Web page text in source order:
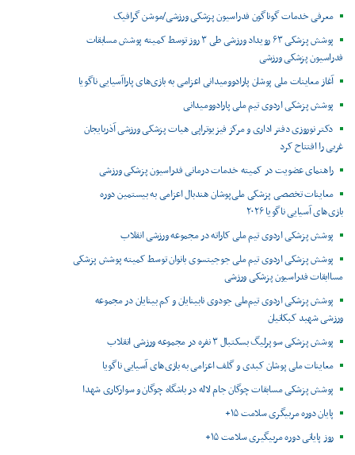
معرفی خدمات گوناگون فدراسیون پزشکی ورزشی/موشن گرافیک
پوشش پزشکی ۶۳ رویداد ورزشی طی ۳ روز توسط کمیته پوشش مسابقات
فدراسیون پزشکی ورزشی
آغاز معاینات ملی پوشان پارادوومیدانی اعزامی به بازی‌های پاراآسیایی ناگویا
پوشش پزشکی اردوی تیم ملی پارادوومیدانی
دکتر نوروزی دفتر اداری و مرکز فیزیوتراپی هیات پزشکی ورزشی آذربایجان
غربی را افتتاح کرد
راهنمای عضویت در کمیته خدمات درمانی فدراسیون پزشکی ورزشی
معاینات تخصصی پزشکی ملی‌پوشان هندبال اعزامی به بیستمین دوره
بازی‌های آسیایی ناگویا ۲۰۲۶
پوشش پزشکی اردوی تیم ملی کاراته در مجموعه ورزشی انقلاب
پوشش پزشکی اردوی تیم ملی جوجیتسوی بانوان توسط کمیته پوشش پزشکی
مساابقات فدراسیون پزشکی ورزشی
پوشش پزشکی اردوی تیم‌ملی جودوی نابینایان و کم بینایان در مجموعه
ورزشی شهید کبکانیان
پوشش پزشکی سوپرلیگ بسکتبال ۳ نفره در مجموعه ورزشی انقلاب
معاینات ملی پوشان کبدی و گلف اعزامی به بازی‌های آسیایی ناگویا
پوشش پزشکی مسابقات چوگان جام لاله در باشگاه چوگان و سوارکاری شهدا
پایان دوره مربیگری سلامت ۱۵+
روز پایانی دوره مربیگیری سلامت ۱۵+